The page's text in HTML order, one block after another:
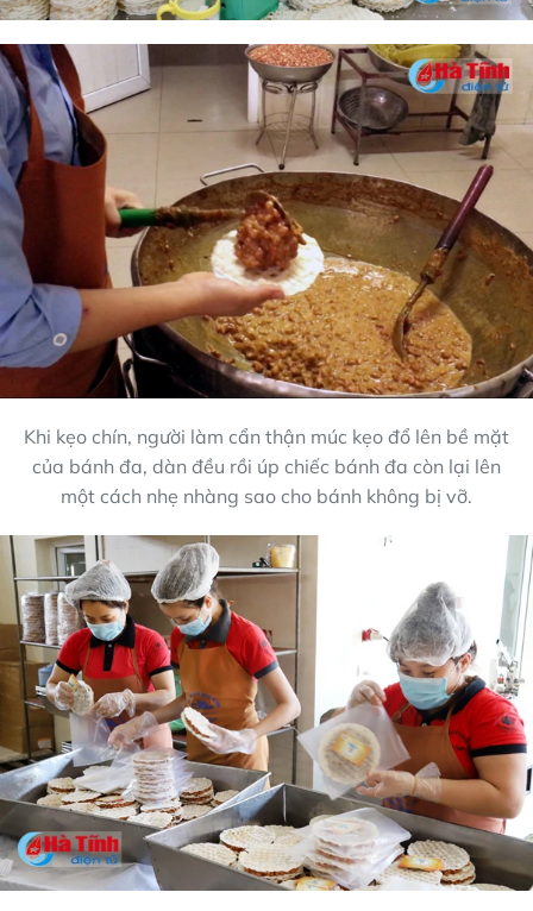
Khi kẹo chín, người làm cẩn thận múc kẹo đổ lên bề mặt
của bánh đa, dàn đều rồi úp chiếc bánh đa còn lại lên
một cách nhẹ nhàng sao cho bánh không bị vỡ.